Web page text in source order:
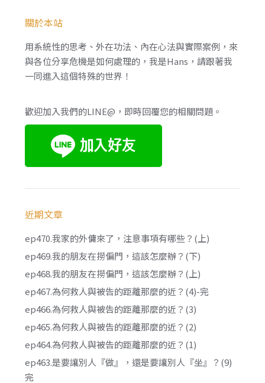
關於本站
用系統性的思考、外在功法、內在心法與實際案例，來
與各位分享危機是如何處理的，我是Hans，請跟著我
一同進入這個特殊的世界！
歡迎加入我們的LINE@，即時回覆您的相關問題。
近期文章
ep470.我家的外傭來了，注意事項有哪些？(上)
ep469.我的朋友在撈偏門，這該怎麼辦？(下)
ep468.我的朋友在撈偏門，這該怎麼辦？(上)
ep467.為何救人與被告的距離那麼的近？(4)-完
ep466.為何救人與被告的距離那麼的近？(3)
ep465.為何救人與被告的距離那麼的近？(2)
ep464.為何救人與被告的距離那麼的近？(1)
ep463.是要讓別人『做』，還是要讓別人『坐』？(9)
完